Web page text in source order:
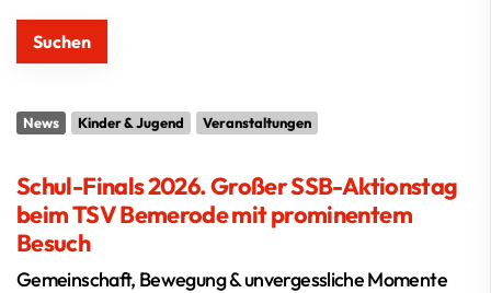
News Kinder & Jugend Veranstaltungen
Schul-Finals 2026. Großer SSB-Aktionstag
beim TSV Bemerode mit prominentem
Besuch
Gemeinschaft, Bewegung & unvergessliche Momente